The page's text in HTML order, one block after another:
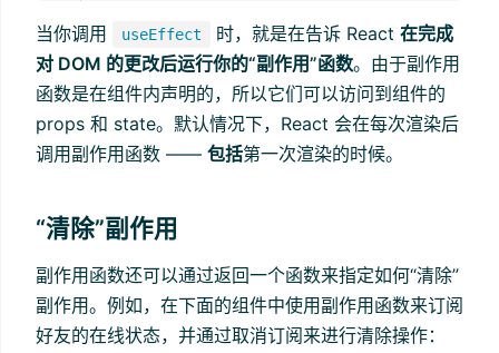
当你调用 useEffect 时，就是在告诉 React 在完成
对 DOM 的更改后运行你的“副作用”函数。由于副作用
函数是在组件内声明的，所以它们可以访问到组件的
props 和 state。默认情况下，React 会在每次渲染后
调用副作用函数 —— 包括第一次渲染的时候。
“清除”副作用
副作用函数还可以通过返回一个函数来指定如何“清除”
副作用。例如，在下面的组件中使用副作用函数来订阅
好友的在线状态，并通过取消订阅来进行清除操作：